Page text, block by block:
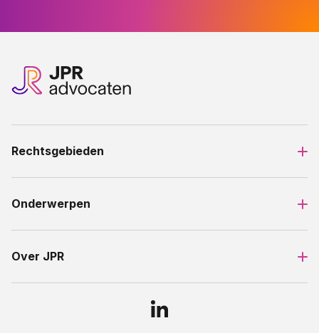
Rechtsgebieden
Onderwerpen
Over JPR